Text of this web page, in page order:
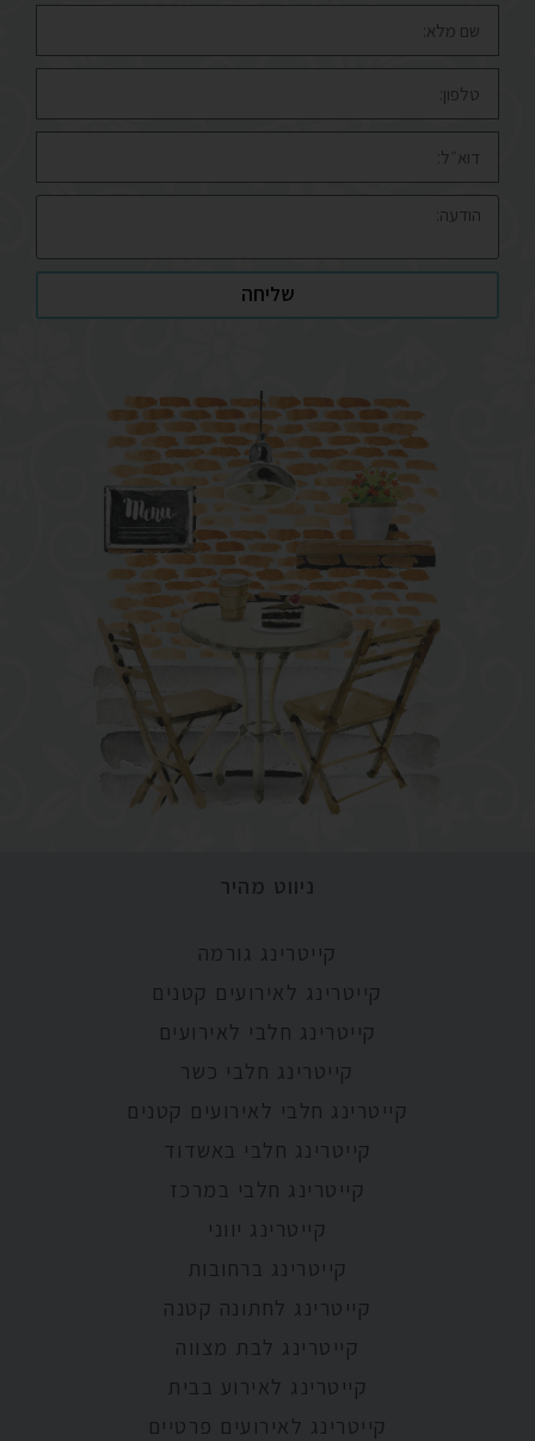
שליחה
ניווט מהיר
קייטרינג גורמה
קייטרינג לאירועים קטנים
קייטרינג חלבי לאירועים
קייטרינג חלבי כשר
קייטרינג חלבי לאירועים קטנים
קייטרינג חלבי באשדוד
קייטרינג חלבי במרכז
קייטרינג יווני
קייטרינג ברחובות
קייטרינג לחתונה קטנה
קייטרינג לבת מצווה
קייטרינג לאירוע בבית
קייטרינג לאירועים פרטיים